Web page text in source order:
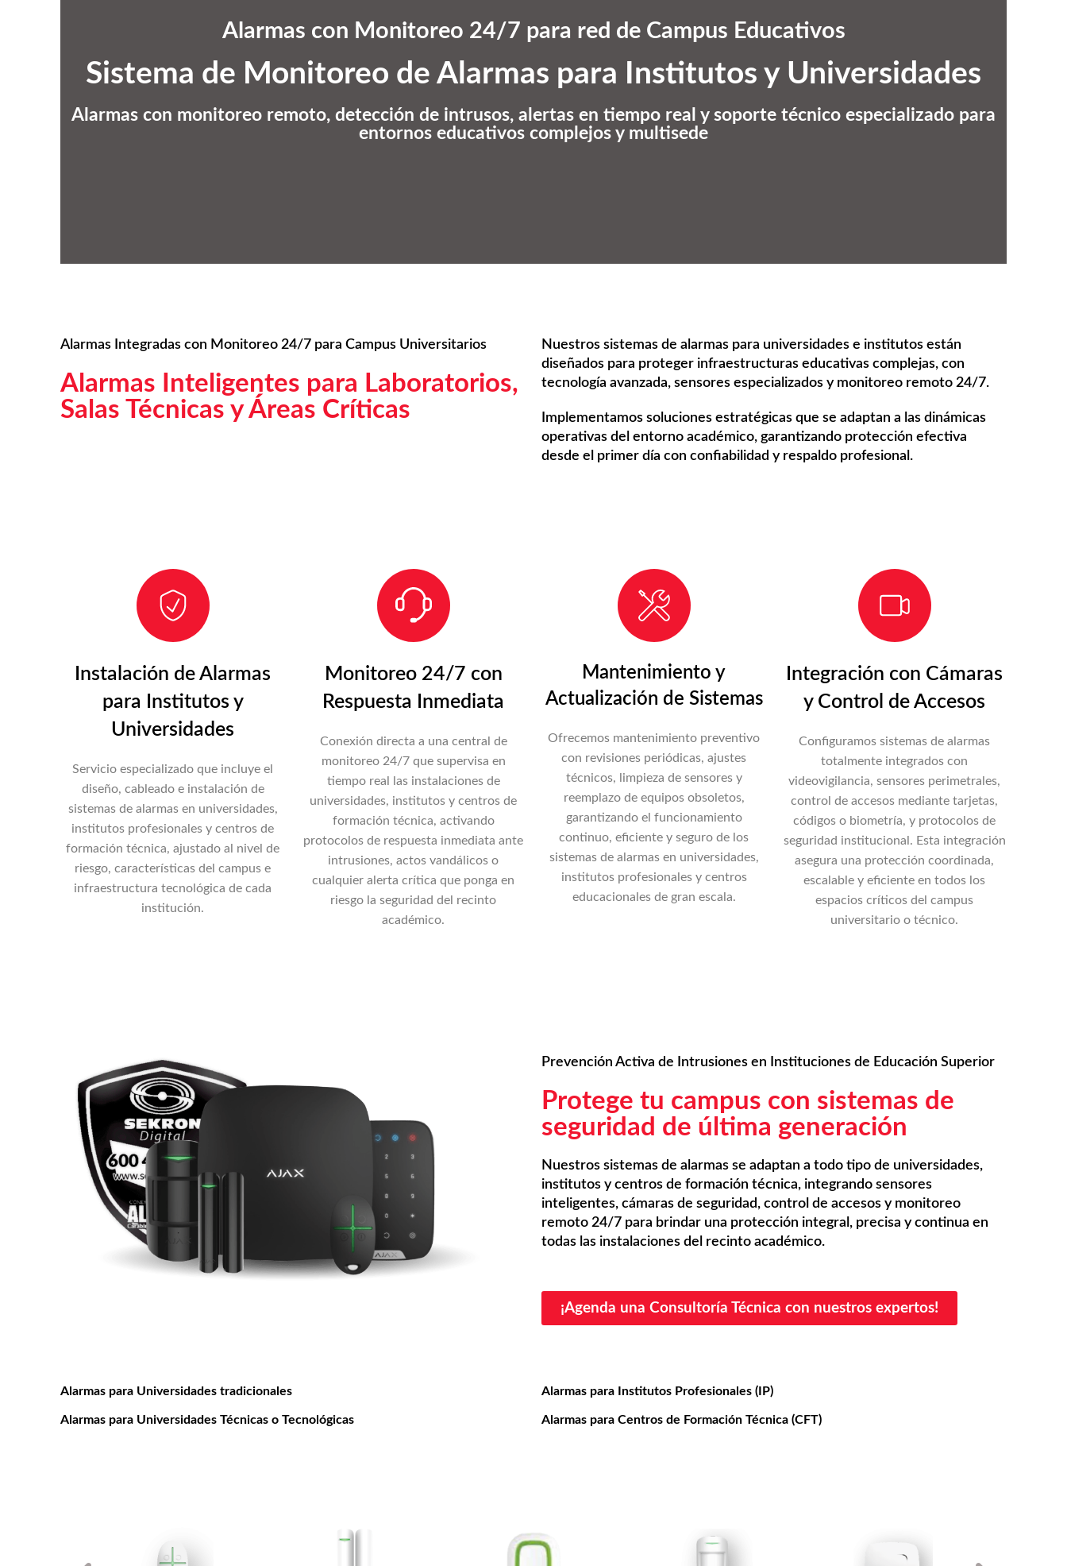
Alarmas con Monitoreo 24/7 para red de Campus Educativos
Sistema de Monitoreo de Alarmas para Institutos y Universidades
Alarmas con monitoreo remoto, detección de intrusos, alertas en tiempo real y soporte técnico especializado para
entornos educativos complejos y multisede
Alarmas Integradas con Monitoreo 24/7 para Campus Universitarios
Alarmas Inteligentes para Laboratorios,
Salas Técnicas y Áreas Críticas
Nuestros sistemas de alarmas para universidades e institutos están
diseñados para proteger infraestructuras educativas complejas, con
tecnología avanzada, sensores especializados y monitoreo remoto 24/7.
Implementamos soluciones estratégicas que se adaptan a las dinámicas
operativas del entorno académico, garantizando protección efectiva
desde el primer día con confiabilidad y respaldo profesional.
Instalación de Alarmas
para Institutos y
Universidades
Servicio especializado que incluye el
diseño, cableado e instalación de
sistemas de alarmas en universidades,
institutos profesionales y centros de
formación técnica, ajustado al nivel de
riesgo, características del campus e
infraestructura tecnológica de cada
institución.
Monitoreo 24/7 con
Respuesta Inmediata
Conexión directa a una central de
monitoreo 24/7 que supervisa en
tiempo real las instalaciones de
universidades, institutos y centros de
formación técnica, activando
protocolos de respuesta inmediata ante
intrusiones, actos vandálicos o
cualquier alerta crítica que ponga en
riesgo la seguridad del recinto
académico.
Mantenimiento y
Actualización de Sistemas
Ofrecemos mantenimiento preventivo
con revisiones periódicas, ajustes
técnicos, limpieza de sensores y
reemplazo de equipos obsoletos,
garantizando el funcionamiento
continuo, eficiente y seguro de los
sistemas de alarmas en universidades,
institutos profesionales y centros
educacionales de gran escala.
Integración con Cámaras
y Control de Accesos
Configuramos sistemas de alarmas
totalmente integrados con
videovigilancia, sensores perimetrales,
control de accesos mediante tarjetas,
códigos o biometría, y protocolos de
seguridad institucional. Esta integración
asegura una protección coordinada,
escalable y eficiente en todos los
espacios críticos del campus
universitario o técnico.
Prevención Activa de Intrusiones en Instituciones de Educación Superior
Protege tu campus con sistemas de
seguridad de última generación
Nuestros sistemas de alarmas se adaptan a todo tipo de universidades,
institutos y centros de formación técnica, integrando sensores
inteligentes, cámaras de seguridad, control de accesos y monitoreo
remoto 24/7 para brindar una protección integral, precisa y continua en
todas las instalaciones del recinto académico.
¡Agenda una Consultoría Técnica con nuestros expertos!
Alarmas para Universidades tradicionales
Alarmas para Universidades Técnicas o Tecnológicas
Alarmas para Institutos Profesionales (IP)
Alarmas para Centros de Formación Técnica (CFT)